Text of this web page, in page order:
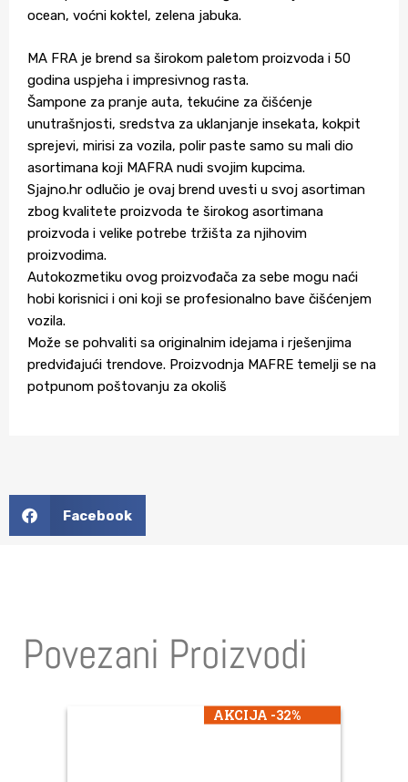
ocean, voćni koktel, zelena jabuka.
MA FRA je brend sa širokom paletom proizvoda i 50
godina uspjeha i impresivnog rasta.
Šampone za pranje auta, tekućine za čišćenje
unutrašnjosti, sredstva za uklanjanje insekata, kokpit
sprejevi, mirisi za vozila, polir paste samo su mali dio
asortimana koji MAFRA nudi svojim kupcima.
Sjajno.hr odlučio je ovaj brend uvesti u svoj asortiman
zbog kvalitete proizvoda te širokog asortimana
proizvoda i velike potrebe tržišta za njihovim
proizvodima.
Autokozmetiku ovog proizvođača za sebe mogu naći
hobi korisnici i oni koji se profesionalno bave čišćenjem
vozila.
Može se pohvaliti sa originalnim idejama i rješenjima
predviđajući trendove. Proizvodnja MAFRE temelji se na
potpunom poštovanju za okoliš
Facebook
Povezani Proizvodi
AKCIJA -32%